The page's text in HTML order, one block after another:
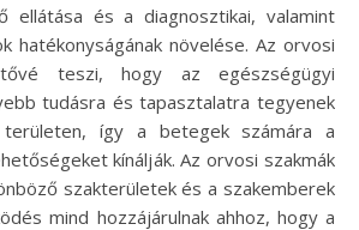
ellátása és a diagnosztikai, valamint
hatékonyságának növelése. Az orvosi
teszi, hogy az egészségügyi
tudásra és tapasztalatra tegyenek
így a betegek számára a
kínálják. Az orvosi szakmák
szakterületek és a szakemberek
mind hozzájárulnak ahhoz, hogy a